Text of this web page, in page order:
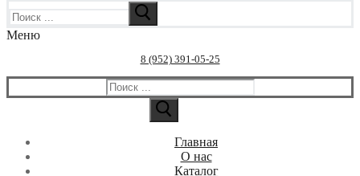
Меню
8 (952) 391-05-25
Искать:
Главная
О нас
Каталог